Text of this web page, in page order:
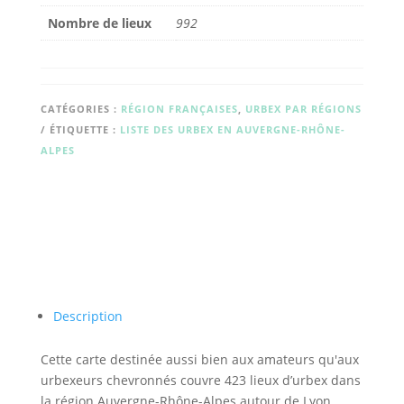
Nombre de lieux 992
CATÉGORIES : RÉGION FRANÇAISES, URBEX PAR RÉGIONS
ÉTIQUETTE : LISTE DES URBEX EN AUVERGNE-RHÔNE-
ALPES
Description
Cette carte destinée aussi bien aux amateurs qu'aux
urbexeurs chevronnés couvre 423 lieux d’urbex dans